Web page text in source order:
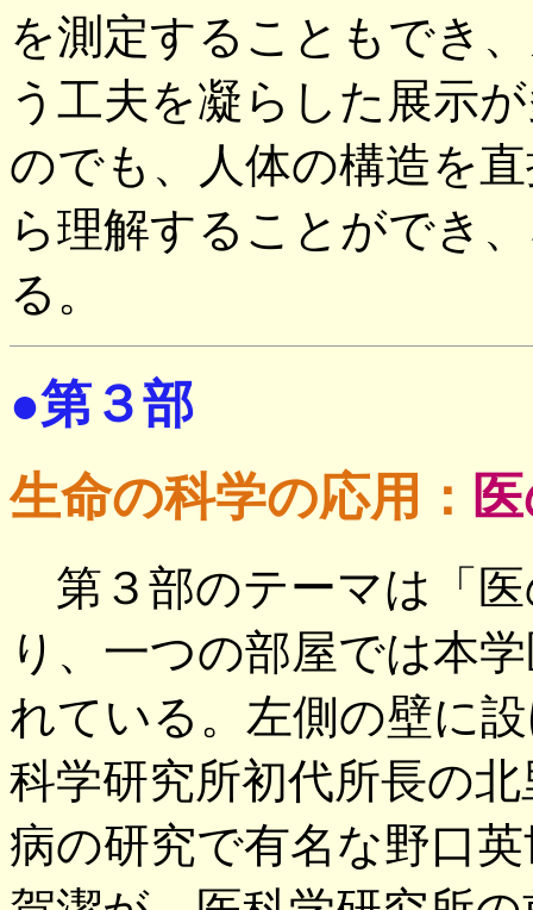
を測定することもでき
う工夫を凝らした展示
のでも、人体の構造を
ら理解することができ
る。
●第３部
生命の科学の応用：
第３部のテーマは「
り、一つの部屋では本
れている。左側の壁に
科学研究所初代所長の
病の研究で有名な野口